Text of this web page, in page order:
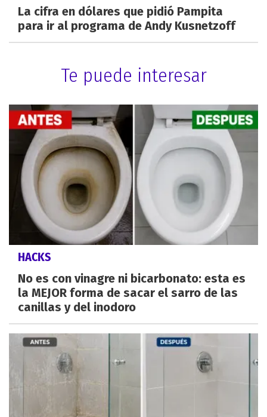
La cifra en dólares que pidió Pampita
para ir al programa de Andy Kusnetzoff
Te puede interesar
HACKS
No es con vinagre ni bicarbonato: esta es
la MEJOR forma de sacar el sarro de las
canillas y del inodoro